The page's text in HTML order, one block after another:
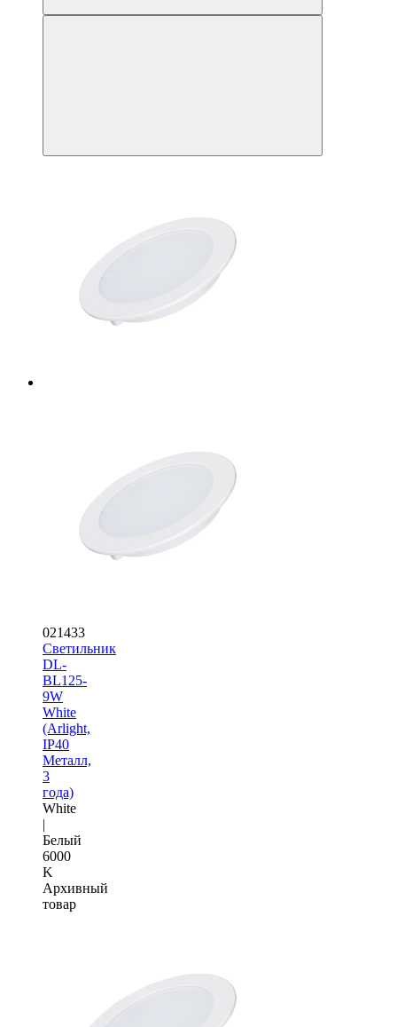
021433
Светильник
DL-
BL125-
9W
White
(Arlight,
IP40
Металл,
3
года)
White
|
Белый
6000
K
Архивный
товар